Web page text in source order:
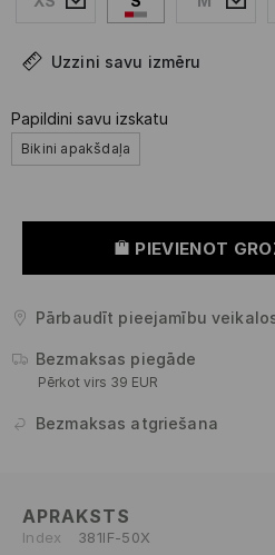
Uzzini savu izmēru
Papildini savu izskatu
Bikini apakšdaļa
PIEVIENOT
Pārbaudīt pieejamību
Bezmaksas piegāde
Pērkot virs 39 EUR
Bezmaksas atgriešana
APRAKSTS
Index 381IF-50X